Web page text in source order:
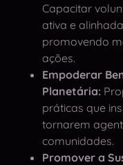
Capacitar
ativa e
promovendo
ações.
Empoderar
Planetária:
práticas que
tornarem
comunidades.
Promover a